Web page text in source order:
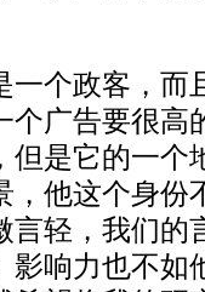
个政客，而
个广告要很高
但是它的一个
，他这个身份
言轻，我们的
影响力也不如